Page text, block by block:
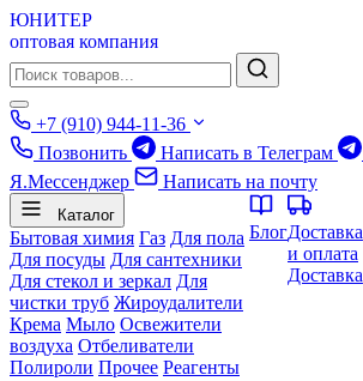
ЮНИТЕР
оптовая компания
+7 (910) 944-11-36
Позвонить
Написать в Телеграм
Я.Мессенджер
Написать на почту
Каталог
Бытовая химия Газ Для пола
Для посуды Для сантехники
Для стекол и зеркал Для
чистки труб Жироудалители
Крема Мыло Освежители
воздуха Отбеливатели
Полироли Прочее Реагенты
БлогДоставка
и оплата
Доставка